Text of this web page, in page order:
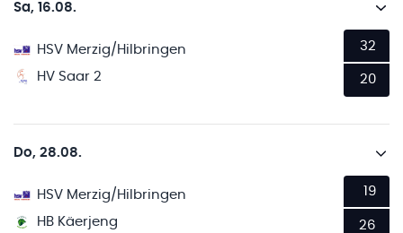
Sa, 16.08.
HSV Merzig/Hilbringen
HV Saar 2
32
20
Do, 28.08.
HSV Merzig/Hilbringen
HB Käerjeng
19
26